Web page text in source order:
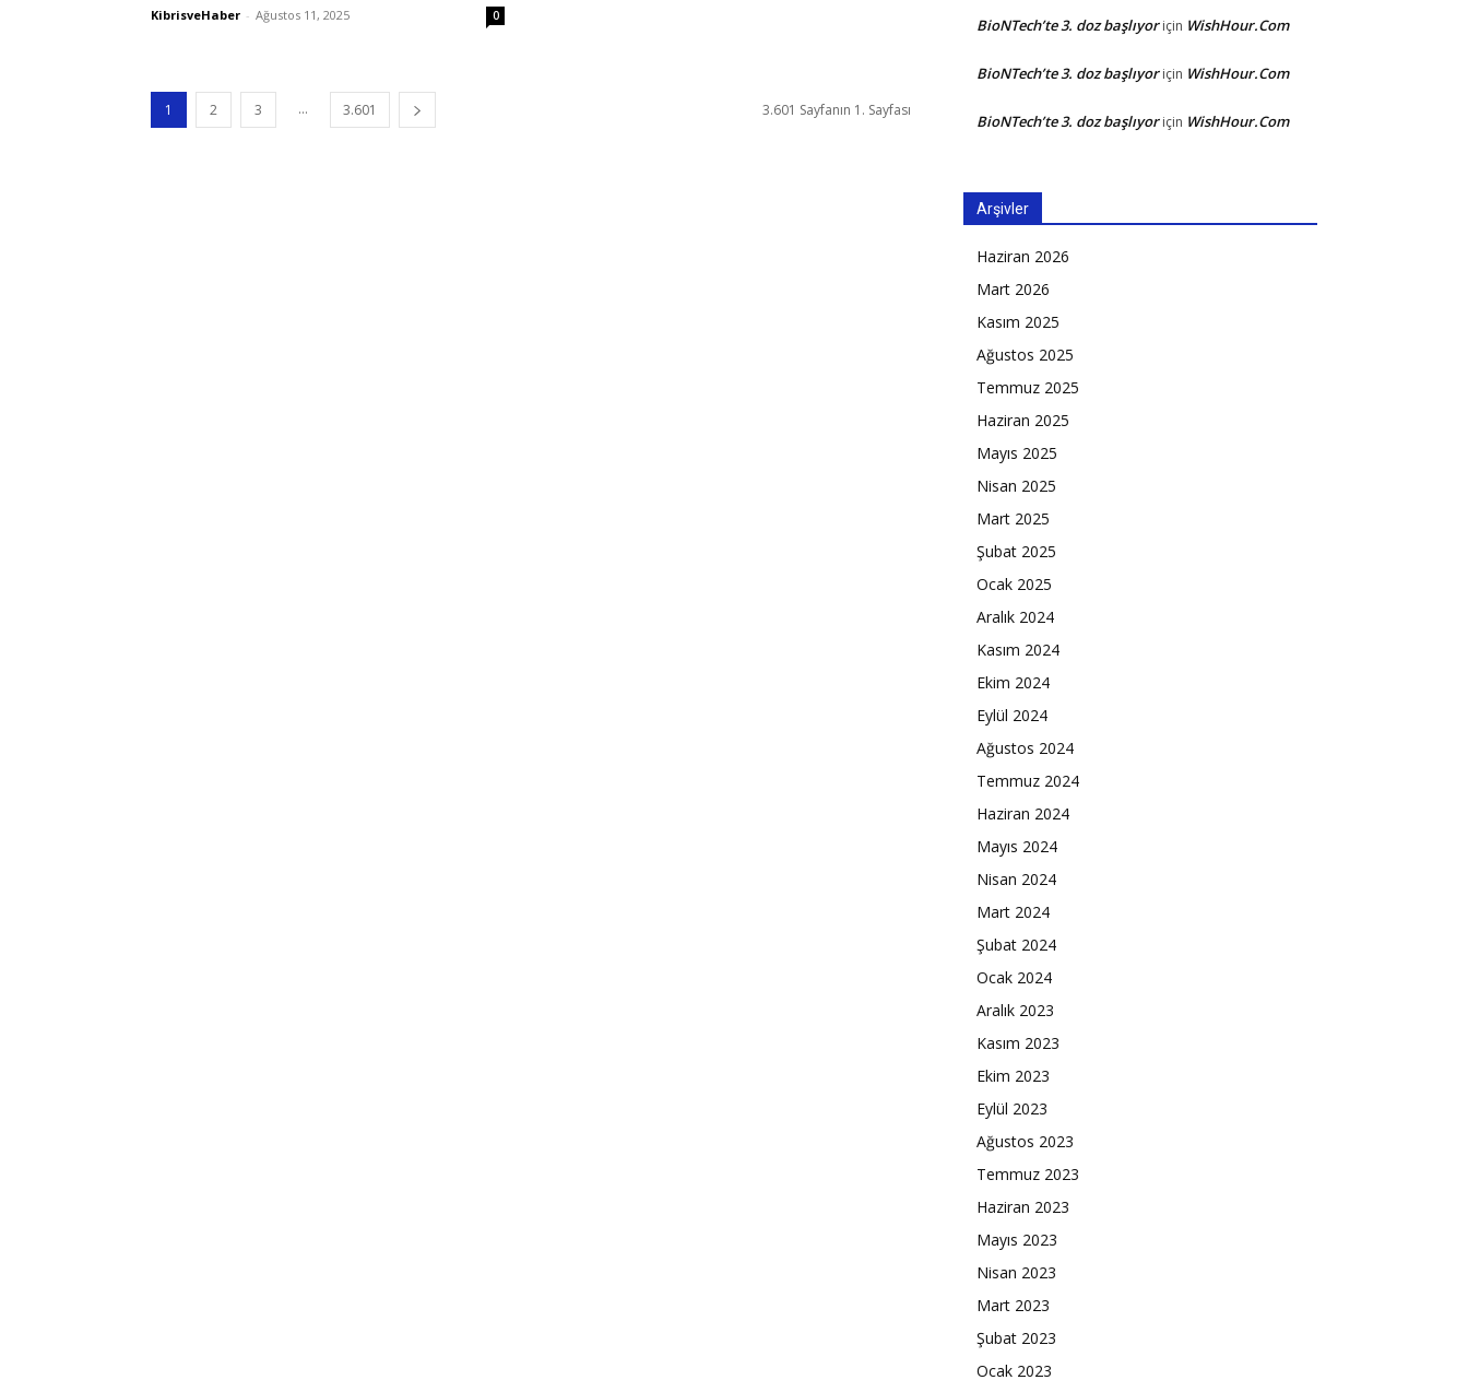
KibrisveHaber - Ağustos 11, 2025 0
1 2 3 ... 3.601 3.601 Sayfanın 1. Sayfası
BioNTech’te 3. doz başlıyoriçin WishHour.Com
BioNTech’te 3. doz başlıyoriçin WishHour.Com
BioNTech’te 3. doz başlıyoriçin WishHour.Com
Arşivler
Haziran 2026
Mart 2026
Kasım 2025
Ağustos 2025
Temmuz 2025
Haziran 2025
Mayıs 2025
Nisan 2025
Mart 2025
Şubat 2025
Ocak 2025
Aralık 2024
Kasım 2024
Ekim 2024
Eylül 2024
Ağustos 2024
Temmuz 2024
Haziran 2024
Mayıs 2024
Nisan 2024
Mart 2024
Şubat 2024
Ocak 2024
Aralık 2023
Kasım 2023
Ekim 2023
Eylül 2023
Ağustos 2023
Temmuz 2023
Haziran 2023
Mayıs 2023
Nisan 2023
Mart 2023
Şubat 2023
Ocak 2023